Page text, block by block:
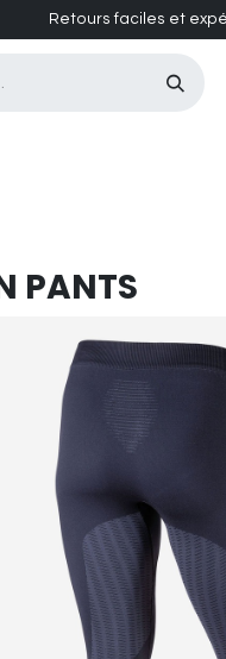
Retours faciles et
PANTS